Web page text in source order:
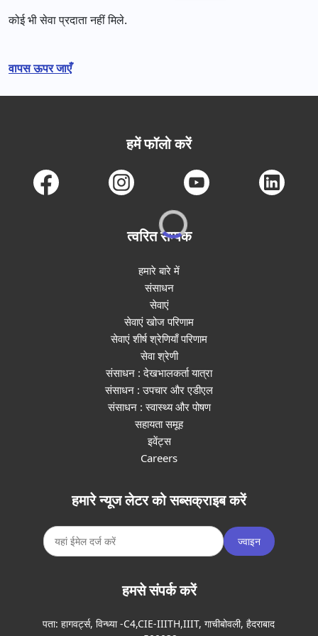
कोई भी सेवा प्रदाता नहीं मिले.
वापस ऊपर जाएँ
हमें फॉलो करें
त्वरित सम्पक
हमारे बारे में
संसाधन
सेवाएं
सेवाएं खोज परिणाम
सेवाएं शीर्ष श्रेणियाँ परिणाम
सेवा श्रेणी
संसाधन : देखभालकर्ता यात्रा
संसाधन : उपचार और एडीएल
संसाधन : स्वास्थ्य और पोषण
सहायता समूह
इवेंट्स
Careers
हमारे न्यूज लेटर को सब्सक्राइब करें
ज्वाइन
हमसे संपर्क करें
पता:हागवर्ट्स, विन्ध्या -C4,CIE-IIITH,IIIT, गाचीबोवली, हैदराबाद